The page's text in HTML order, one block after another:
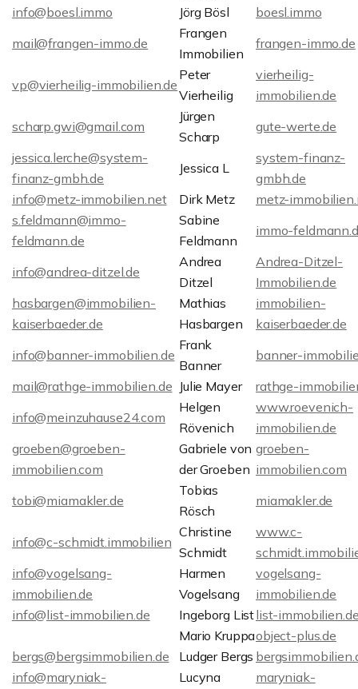
info@boesl.immo Jörg Bösl
boesl.immo
mail@frangen-immo.de
Frangen
Immobilien
frangen-immo.de
vp@vierheilig-immobilien.de
Peter
Vierheilig
vierheilig-
immobilien.de
scharp.gwi@gmail.com
Jürgen
Scharp
gute-werte.de
jessica.lerche@system-
finanz-gmbh.de
Jessica L
system-finanz-
gmbh.de
info@metz-immobilien.net
Dirk Metz
metz-
s.feldmann@immo-
feldmann.de
Sabine
Feldmann
immo-
info@andrea-ditzel.de
Andrea
Ditzel
Andrea-Ditzel-
Immobilien.de
hasbargen@immobilien-
kaiserbaeder.de
Mathias
Hasbargen
immobilien-
kaiserbaeder.de
info@banner-immobilien.de
Frank
Banner
banner-
mail@rathge-immobilien.de Julie Mayer
rathge-
info@meinzuhause24.com
Helgen
Rövenich
www.roevenich-
immobilien.de
groeben@groeben-
immobilien.com
Gabriele von
der Groeben
groeben-
immobilien.com
tobi@miamakler.de
Tobias
Rösch
miamakler.de
info@c-schmidt.immobilien
Christine
Schmidt
www.c-
info@vogelsang-
immobilien.de
Harmen
Vogelsang
vogelsang-
immobilien.de
info@list-immobilien.de
Ingeborg Listlist-
Mario Kruppaobject-plus.de
bergs@bergsimmobilien.de
Ludger Bergs
info@maryniak-
Lucyna
maryniak-